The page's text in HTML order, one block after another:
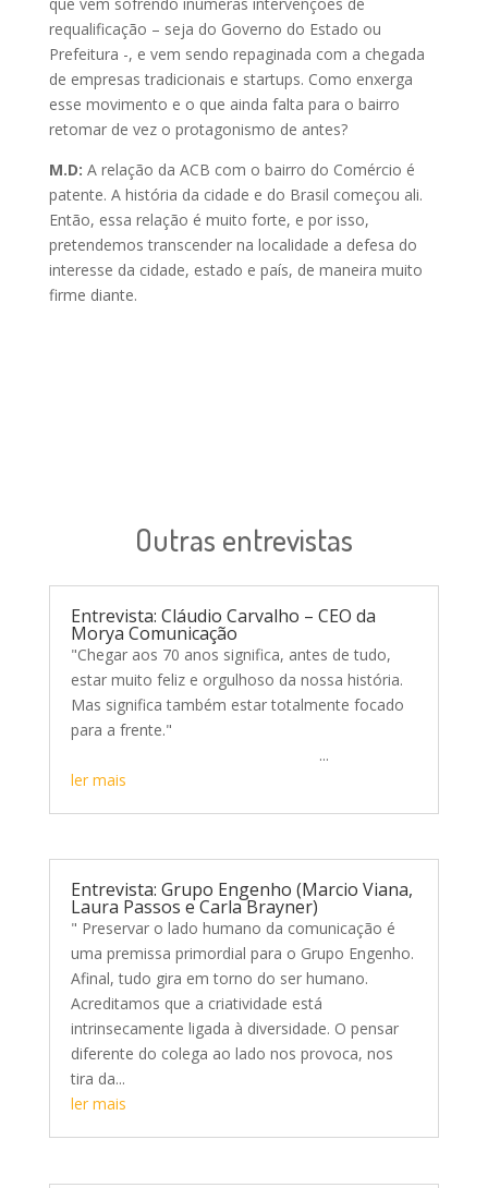
requalificação – seja do Governo do Estado ou
Prefeitura -, e vem sendo repaginada com a chegada
de empresas tradicionais e startups. Como enxerga
esse movimento e o que ainda falta para o bairro
retomar de vez o protagonismo de antes?
M.D: A relação da ACB com o bairro do Comércio é
patente. A história da cidade e do Brasil começou ali.
Então, essa relação é muito forte, e por isso,
pretendemos transcender na localidade a defesa do
interesse da cidade, estado e país, de maneira muito
firme diante.
Outras entrevistas
Entrevista: Cláudio Carvalho – CEO da
Morya Comunicação
"Chegar aos 70 anos significa, antes de tudo,
estar muito feliz e orgulhoso da nossa história.
Mas significa também estar totalmente focado
para a frente."
...
ler mais
Entrevista: Grupo Engenho (Marcio Viana,
Laura Passos e Carla Brayner)
" Preservar o lado humano da comunicação é
uma premissa primordial para o Grupo Engenho.
Afinal, tudo gira em torno do ser humano.
Acreditamos que a criatividade está
intrinsecamente ligada à diversidade. O pensar
diferente do colega ao lado nos provoca, nos
tira da...
ler mais